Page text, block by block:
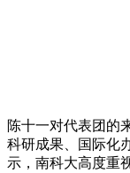
陈十一对代表团的
科研成果、国际化
示，南科大高度重